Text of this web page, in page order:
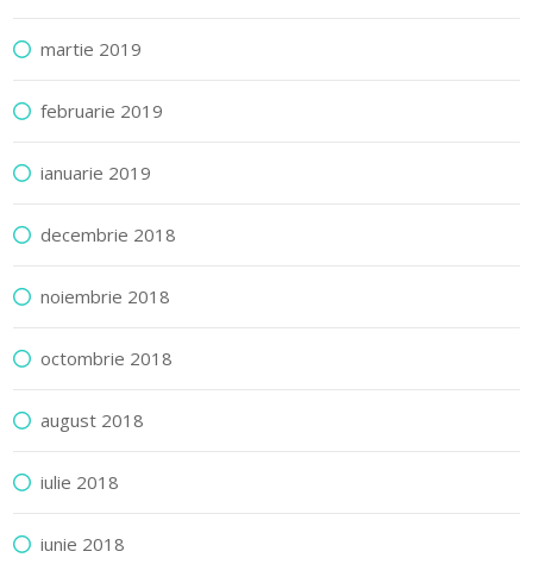
martie 2019
februarie 2019
ianuarie 2019
decembrie 2018
noiembrie 2018
octombrie 2018
august 2018
iulie 2018
iunie 2018